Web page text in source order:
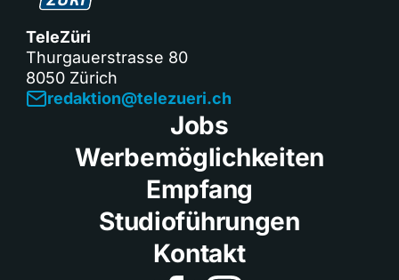
TeleZüri
Thurgauerstrasse 80
8050 Zürich
redaktion@telezueri.ch
Jobs
Werbemöglichkeiten
Empfang
Studioführungen
Kontakt